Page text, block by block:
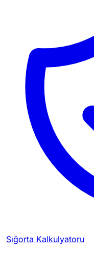
Sığorta Kalkulyatoru